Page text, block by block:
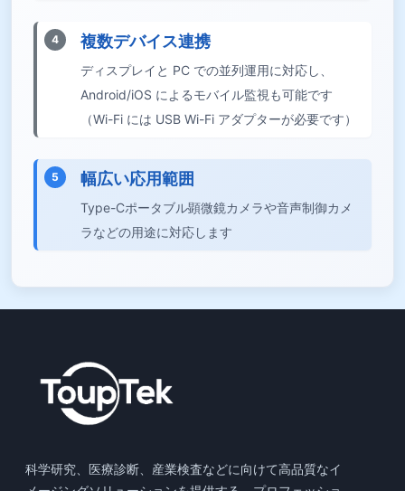
4 複数デバイス連携
ディスプレイと PC での並列運用に対応し、
Android/iOS によるモバイル監視も可能です
（Wi-Fi には USB Wi-Fi アダプターが必要です）
5 幅広い応用範囲
Type-Cポータブル顕微鏡カメラや音声制御カメ
ラなどの用途に対応します
科学研究、医療診断、産業検査などに向けて高品質なイ